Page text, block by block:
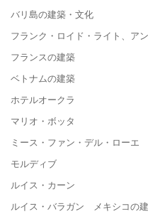
バリ島の建築・文化
フランク・ロイド・ライト、ア
フランスの建築
ベトナムの建築
ホテルオークラ
マリオ・ボッタ
ミース・ファン・デル・ロー
モルディブ
ルイス・カーン
ルイス・バラガン メキシコの